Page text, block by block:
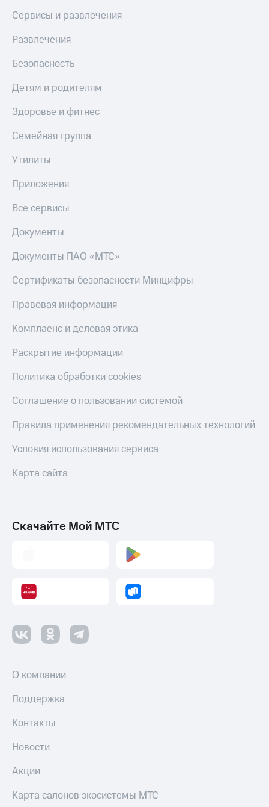
Сервисы и развлечения
Развлечения
Безопасность
Детям и родителям
Здоровье и фитнес
Семейная группа
Утилиты
Приложения
Все сервисы
Документы
Документы ПАО «МТС»
Сертификаты безопасности Минцифры
Правовая информация
Комплаенс и деловая этика
Раскрытие информации
Политика обработки cookies
Соглашение о пользовании системой
Правила применения рекомендательных технологий
Условия использования сервиса
Карта сайта
Скачайте Мой МТС
О компании
Поддержка
Контакты
Новости
Акции
Карта салонов экосистемы МТС